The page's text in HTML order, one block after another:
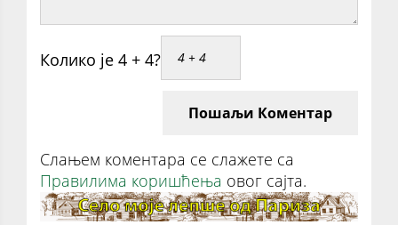
Колико је 4 + 4?
Пошаљи Коментар
Слањем коментара се слажете са
Правилима коришћења овог сајта.